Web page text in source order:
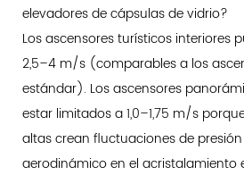
elevadores de cápsulas de vidrio?
Los ascensores turísticos interiores
2,5–4 m/s (comparables a los
estándar). Los ascensores
estar limitados a 1,0–1,75 m/s
altas crean fluctuaciones de
aerodinámico en el acristalamiento